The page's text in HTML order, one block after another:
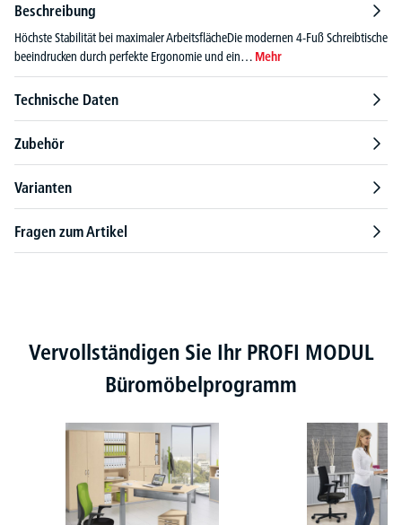
Beschreibung
Höchste Stabilität bei maximaler ArbeitsflächeDie modernen 4-Fuß Schreibtische
beeindrucken durch perfekte Ergonomie und ein… Mehr
Technische Daten
Zubehör
Varianten
Fragen zum Artikel
Produktgalerie überspringen
Vervollständigen Sie Ihr PROFI MODUL
Büromöbelprogramm